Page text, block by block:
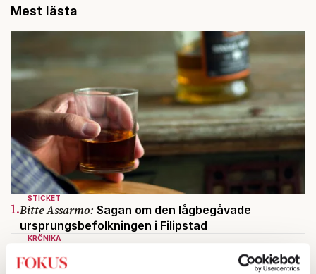
Mest lästa
STICKET
1.Bitte Assarmo: Sagan om den lågbegåvade
ursprungsbefolkningen i Filipstad
KRÖNIKA
Efter islamistdådet oroar sig
vänstern för Agnes Wold